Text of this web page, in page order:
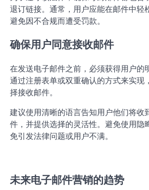
退订链接。通常，用户应能在邮件中轻
避免因不合规而遭受罚款。
确保用户同意接收邮件
在发送电子邮件之前，必须获得用户的
通过注册表单或双重确认的方式来实现
择接收邮件。
建议使用清晰的语言告知用户他们将收
件，并提供选择的灵活性。避免使用隐
免引发法律问题或用户不满。